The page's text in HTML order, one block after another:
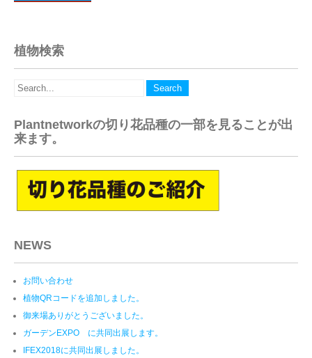
植物検索
Plantnetworkの切り花品種の一部を見ることが出
来ます。
NEWS
お問い合わせ
植物QRコードを追加しました。
御来場ありがとうございました。
ガーデンEXPO に共同出展します。
IFEX2018に共同出展しました。